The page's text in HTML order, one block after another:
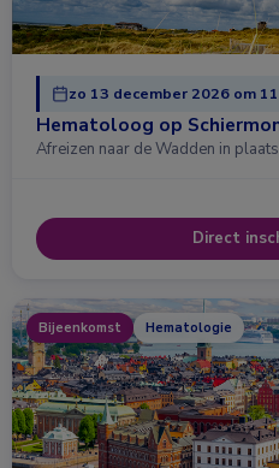
zo 13 december 2026 om
Hematoloog op
Afreizen naar de Wadden in
Direct
Bijeenkomst Hematologie